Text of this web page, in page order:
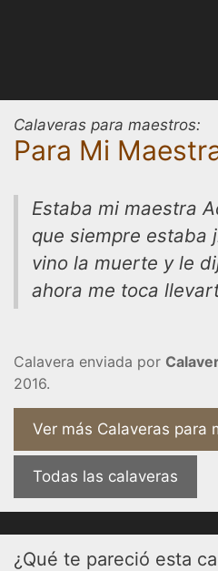
Calaveras para maestros:
Para Mi
Estaba mi maestra
que siempre estaba
vino la muerte y le
ahora me toca
Calavera enviada por
2016.
Ver más Calaveras para
Todas las calaveras
¿Qué te pareció esta